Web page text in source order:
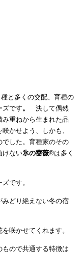
と多くの交配、育種の
ズです。 決して偶然
重ねから生まれた品
かせよう、しかも、
した。育種家のその
けない氷の薔薇®は多く
です。
どり絶えない冬の宿
咲かせてくれます。
ので共通する特徴は